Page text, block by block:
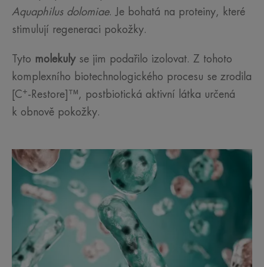
Aquaphilus dolomiae. Je bohatá na proteiny, které
stimulují regeneraci pokožky.
Tyto molekuly se jim podařilo izolovat. Z tohoto
komplexního biotechnologického procesu se zrodila
[C+-Restore]™, postbiotická aktivní látka určená
k obnově pokožky.